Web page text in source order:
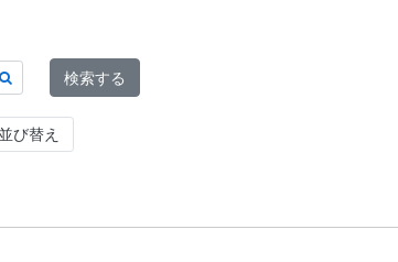
検索する
並び替え